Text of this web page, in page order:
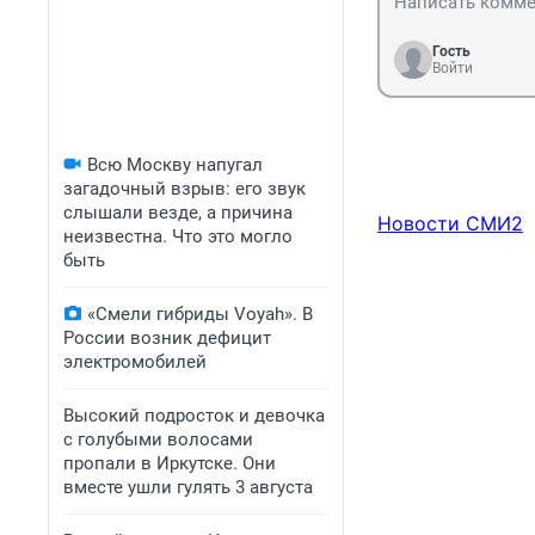
Всю Москву напугал
загадочный взрыв: его звук
слышали везде, а причина
неизвестна. Что это могло
быть
«Смели гибриды Voyah». В
России возник дефицит
электромобилей
Высокий подросток и девочка
с голубыми волосами
пропали в Иркутске. Они
вместе ушли гулять 3 августа
Гость
Войти
Новости СМИ2